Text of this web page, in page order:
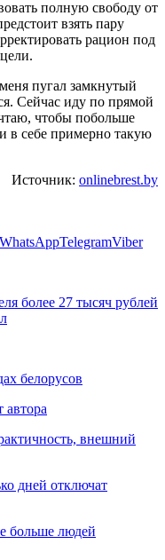
полную свободу от
взять пару
рацион под
пугал замкнутый
Сейчас иду по прямой
чтобы побольше
в себе примерно такую
Источник: onlinebrest.by
WhatsAppTelegramViber
более 27 тысяч рублей
белорусов
автора
внешний
дней отключат
больше людей